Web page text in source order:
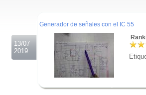
13/07
2019
Generador de señales con el IC 55